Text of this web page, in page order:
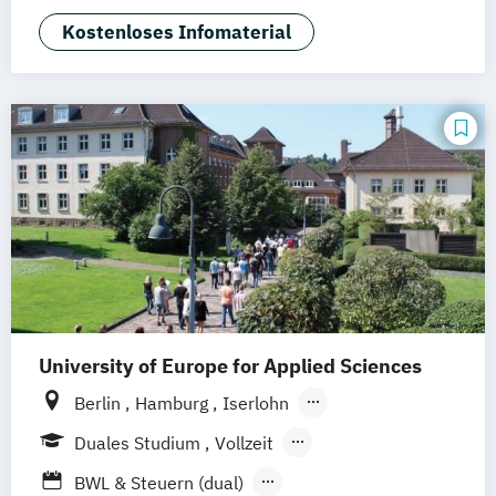
General Management
Projektmanagement &
Sales Management
Kostenloses Infomaterial
University of Europe for Applied Sciences
Berlin Hamburg
Iserlohn
UE Innovation Hub
Duales Studium
Vollzeit
Berufsbegleitendes Präsenzstudium
BWL & Steuern (dual)